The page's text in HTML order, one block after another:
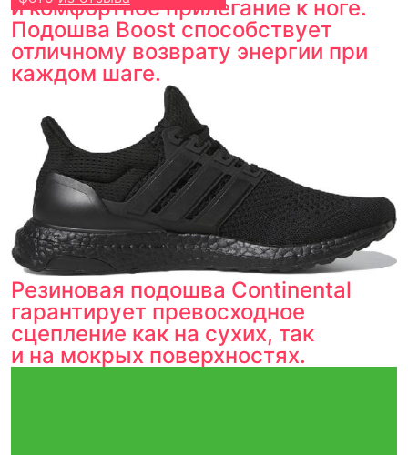
и комфортное прилегание к ноге.
Подошва Boost способствует
отличному возврату энергии при
каждом шаге.
Резиновая подошва Continental
гарантирует превосходное
сцепление как на сухих, так
и на мокрых поверхностях.